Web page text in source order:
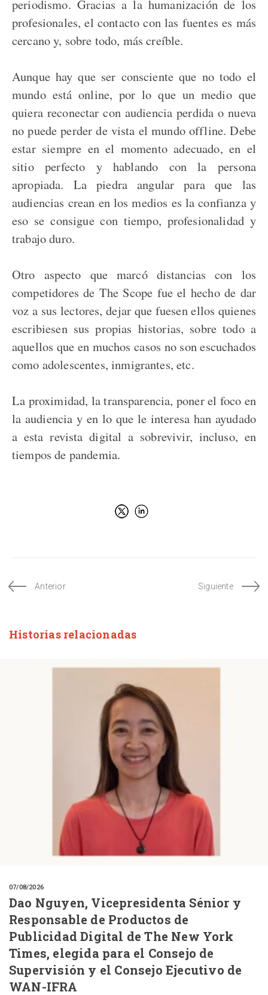
periodismo. Gracias a la humanización de los
profesionales, el contacto con las fuentes es más
cercano y, sobre todo, más creíble.
Aunque hay que ser consciente que no todo el
mundo está online, por lo que un medio que
quiera reconectar con audiencia perdida o nueva
no puede perder de vista el mundo offline. Debe
estar siempre en el momento adecuado, en el
sitio perfecto y hablando con la persona
apropiada. La piedra angular para que las
audiencias crean en los medios es la confianza y
eso se consigue con tiempo, profesionalidad y
trabajo duro.
Otro aspecto que marcó distancias con los
competidores de The Scope fue el hecho de dar
voz a sus lectores, dejar que fuesen ellos quienes
escribiesen sus propias historias, sobre todo a
aquellos que en muchos casos no son escuchados
como adolescentes, inmigrantes, etc.
La proximidad, la transparencia, poner el foco en
la audiencia y en lo que le interesa han ayudado
a esta revista digital a sobrevivir, incluso, en
tiempos de pandemia.
Anterior Siguiente
Historias relacionadas
07/08/2026
Dao Nguyen, Vicepresidenta Sénior y
Responsable de Productos de
Publicidad Digital de The New York
Times, elegida para el Consejo de
Supervisión y el Consejo Ejecutivo de
WAN-IFRA